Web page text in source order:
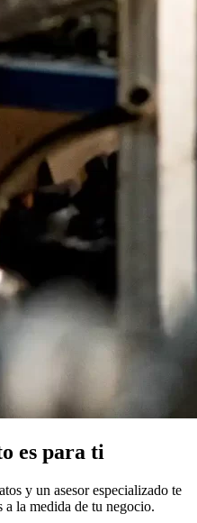
es para ti
y un asesor especializado te
a la medida de tu negocio.